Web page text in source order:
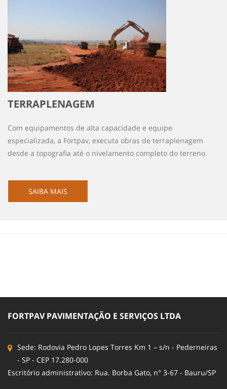
TERRAPLENAGEM
Com equipamentos de alta capacidade e equipe
especializada, a Fortpav, executa obras de terraplenagem
desde a topografia até o nivelamento completo do terreno.
SAIBA MAIS
FORTPAV PAVIMENTAÇÃO E SERVIÇOS LTDA
Sede: Rodovia Pedro Lopes Torres Km 1 – s/n - Pederneiras
- SP - CEP 17.280-000
Escritório administrativo: Rua. Borba Gato, n° 3-67 - Bauru/SP